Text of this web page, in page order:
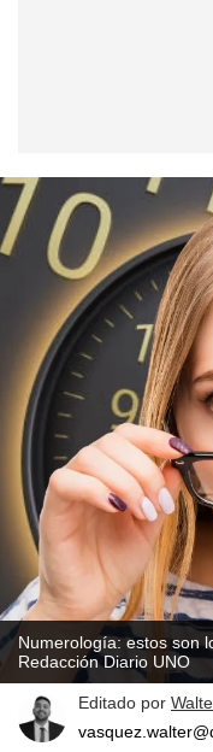
Numerología: estos son
Redacción Diario UNO
Editado por